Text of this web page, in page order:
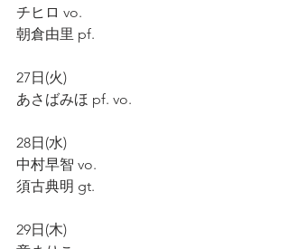
チヒロ vo.
朝倉由里 pf.
27日(火)
あさばみほ pf. vo.
28日(水)
中村早智 vo.
須古典明 gt.
29日(木)